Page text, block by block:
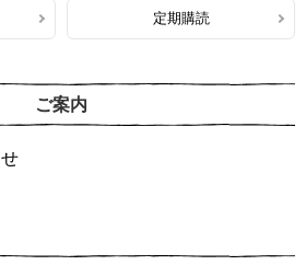
定期購読
ご案内